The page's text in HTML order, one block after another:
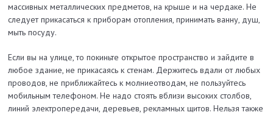
массивных металлических предметов, на крыше и на чердаке. Не
следует прикасаться к приборам отопления, принимать ванну, душ,
мыть посуду.
Если вы на улице, то покиньте открытое пространство и зайдите в
любое здание, не прикасаясь к стенам. Держитесь вдали от любых
проводов, не приближайтесь к молниеотводам, не пользуйтесь
мобильным телефоном. Не надо стоять вблизи высоких столбов,
линий электропередачи, деревьев, рекламных щитов. Нельзя также